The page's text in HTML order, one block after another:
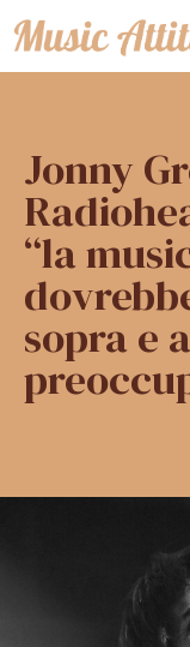
Vai
al
Jonny
“la
sopra e